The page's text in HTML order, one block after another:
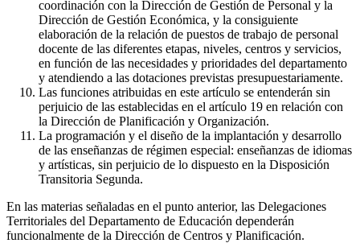
coordinación con la Dirección de Gestión de Personal y la
Dirección de Gestión Económica, y la consiguiente
elaboración de la relación de puestos de trabajo de personal
docente de las diferentes etapas, niveles, centros y servicios,
en función de las necesidades y prioridades del departamento
y atendiendo a las dotaciones previstas presupuestariamente.
Las funciones atribuidas en este artículo se entenderán sin
perjuicio de las establecidas en el artículo 19 en relación con
la Dirección de Planificación y Organización.
La programación y el diseño de la implantación y desarrollo
de las enseñanzas de régimen especial: enseñanzas de idiomas
y artísticas, sin perjuicio de lo dispuesto en la Disposición
Transitoria Segunda.
En las materias señaladas en el punto anterior, las Delegaciones
Territoriales del Departamento de Educación dependerán
funcionalmente de la Dirección de Centros y Planificación.